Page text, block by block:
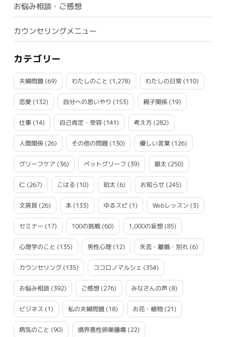
お悩み相談・ご感想
カウンセリングメニュー
カテゴリー
夫婦問題(69) わたしのこと (1,278) わたしの日常(110)
恋愛 (132) 自分への思いやり (153) 親子関係(19)
仕事(14) 自己肯定・受容(141) 考え方(282)
人間関係(26) その他の問題(130) 優しい言葉(126)
グリーフケア (36) ペットグリーフ (39) 銀太 (250)
仁(267) こはる (10) 珀太 (6) お知らせ (245)
文房具(26) 本(133) ゆるスピ(1) Webレッスン (3)
セミナー (17) 100の挑戦(60) 1,000の妄想(85)
心理学のこと (135) 男性心理(12) 失恋・離婚・別れ(6)
カウンセリング(135) ココロノマルシェ (354)
お悩み相談(392) ご感想(276) みなさんの声(8)
ビジネス (1) 私の夫婦問題(18) お花・植物(21)
病気のこと (90) 境界悪性卵巣腫瘍(22)